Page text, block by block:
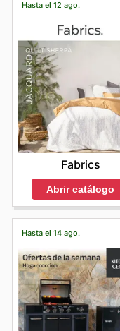
Hasta el 12 ago.
Fabrics
Abrir catálogo
Hasta el 14 ago.